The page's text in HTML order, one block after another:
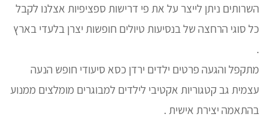
השרותים ניתן לייצר על את פי דרישות ספציפיות אצלנו לקבל
כל סוגי הרחצה של בנסיעות טיולים חופשות יצרן בלעדי בארץ
.
מתקפל והגעה פרטים ילדים ירדן כסא סיעודי חופש הנעה
עצמית גב קטגוריות אקטיבי לילדים למבוגרים מומלצים ממנוע
בהתאמה יצירת אישית .